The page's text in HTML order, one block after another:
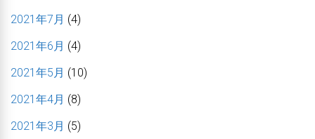
2021年7月 (4)
2021年6月 (4)
2021年5月 (10)
2021年4月 (8)
2021年3月 (5)